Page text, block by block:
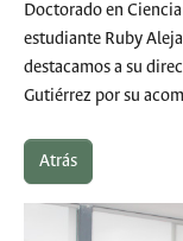
Doctorado en
estudiante Ruby
destacamos a su
Gutiérrez por su
Atrás